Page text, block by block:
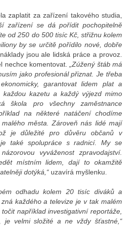
zaplatit za zařízení takového studia,
zařízení se dá pořídit pochopitelně
od 250 do 500 tisíc Kč, střižnu kolem
by se určitě pořídilo nové, dobře
jsou ale lidská práce a provoz.
nechce komentovat.
„Zúžený štáb má
jako profesionál přiznat. Je třeba
garantovat lidem plat a
každou kazetu a každý výjezd mimo
škola pro všechny zaměstnance
na některé natáčení chodíme
města. Zároveň nás lidé mají
je důležité pro důvěru občanů v
také spolupráce s radnicí. My se
vyváženost zpravodajství.
místním lidem, dají to okamžitě
dotýká,“ uzavírá myšlenku.
odhadu kolem 20 tisíc diváků a
každého a televize je v tak malém
například investigativní reportáže,
je velmi složité a ne vždy šťastné,“